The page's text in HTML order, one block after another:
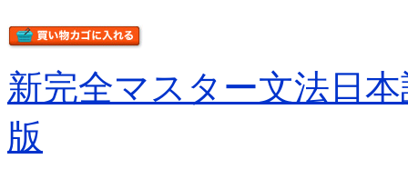
新完全マスター文法日
版